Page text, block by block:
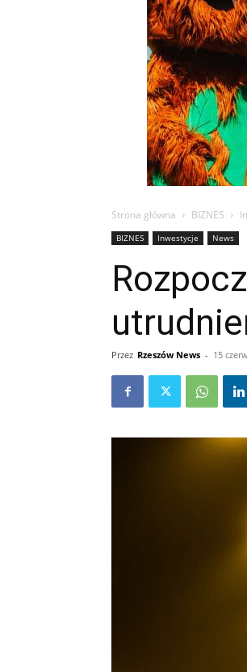
Strona główna BIZNES
BIZNES Inwestycje News
Przez Rzeszów News - 15